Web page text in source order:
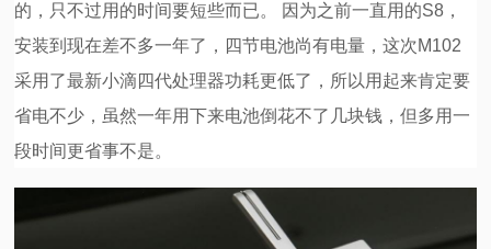
的，只不过用的时间要短些而已。 因为之前一直用的S8，
安装到现在差不多一年了，四节电池尚有电量，这次M102
采用了最新小滴四代处理器功耗更低了，所以用起来肯定要
省电不少，虽然一年用下来电池倒花不了几块钱，但多用一
段时间更省事不是。